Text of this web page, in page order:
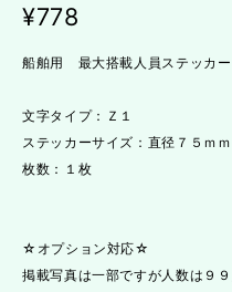
¥778
船舶用 最大搭載人員ステッカー
文字タイプ：Ｚ１
ステッカーサイズ：直径７５ｍｍ
枚数：１枚
☆オプション対応☆
掲載写真は一部ですが人数は９